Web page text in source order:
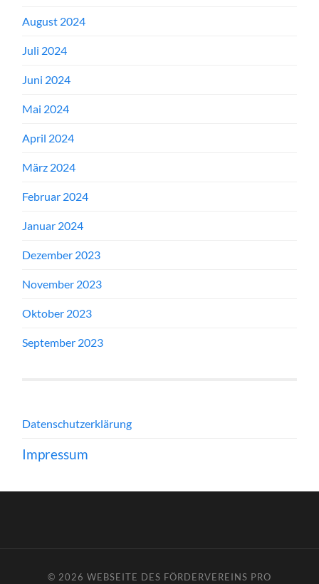
August 2024
Juli 2024
Juni 2024
Mai 2024
April 2024
März 2024
Februar 2024
Januar 2024
Dezember 2023
November 2023
Oktober 2023
September 2023
Datenschutzerklärung
Impressum
© 2026 WEBSEITE DES FÖRDERVEREINS PRO